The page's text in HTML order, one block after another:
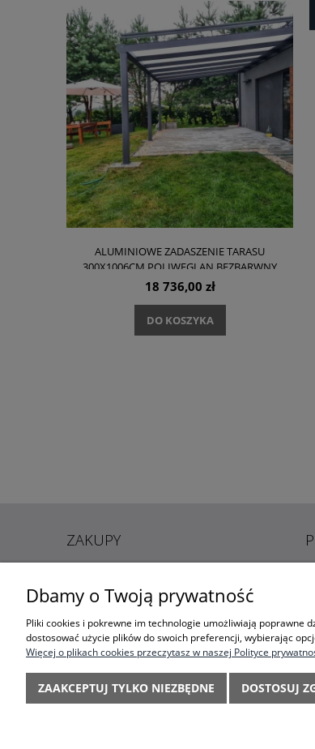
ALUMINIOWE ZADASZENIE TARASU
300X1006CM POLIWĘGLAN BEZBARWNY
16MM
18 736,00 zł
DO KOSZYKA
ZAKUPY
CZAS REALIZACJI ZAMÓWIENIA
FORMY PŁATNOŚCI
KOSZT DOSTAWY
KONTAKT
Dbamy o Twoją prywatność
Pliki cookies i pokrewne im technologie umożliwiają poprawne
dostosować użycie plików do swoich preferencji, wybierając
Więcej o plikach cookies przeczytasz w naszej Polityce
ZAAKCEPTUJ TYLKO NIEZBĘDNE DOSTOSUJ